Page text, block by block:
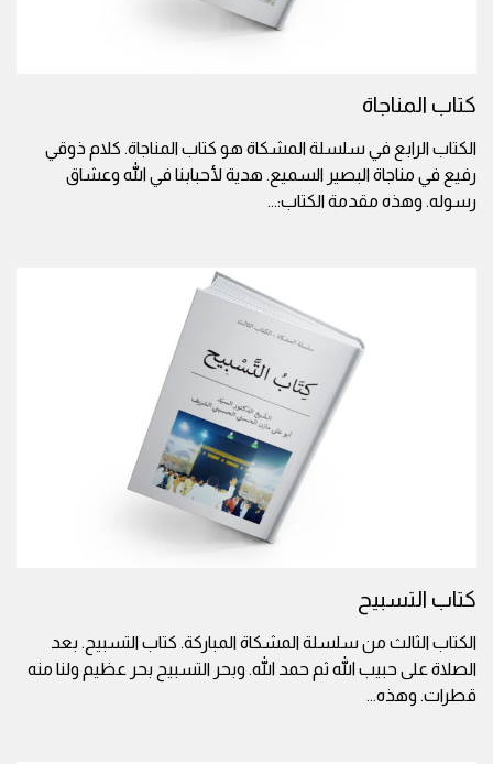
كتاب المناجاة
الكتاب الرابع في سلسلة المشكاة هو كتاب المناجاة. كلام ذوقي
رفيع في مناجاة البصير السميع. هدية لأحبابنا في الله وعشاق
رسوله. وهذه مقدمة الكتاب:...
كتاب التسبيح
الكتاب الثالث من سلسلة المشكاة المباركة. كتاب التسبيح. بعد
الصلاة على حبيب الله ثم حمد الله. وبحر التسبيح بحر عظيم ولنا منه
قطرات. وهذه...